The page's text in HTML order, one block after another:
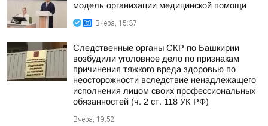
модель организации медицинской помощи
Вчера, 15:37
Следственные органы СКР по Башкирии
возбудили уголовное дело по признакам
причинения тяжкого вреда здоровью по
неосторожности вследствие ненадлежащего
исполнения лицом своих профессиональных
обязанностей (ч. 2 ст. 118 УК РФ)
Вчера, 19:52